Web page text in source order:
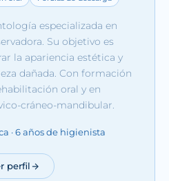
especializada en
Su objetivo es
la apariencia estética y
dañada. Con formación
oral y en
cráneo-mandibular.
· 6 años de higienista
perfil